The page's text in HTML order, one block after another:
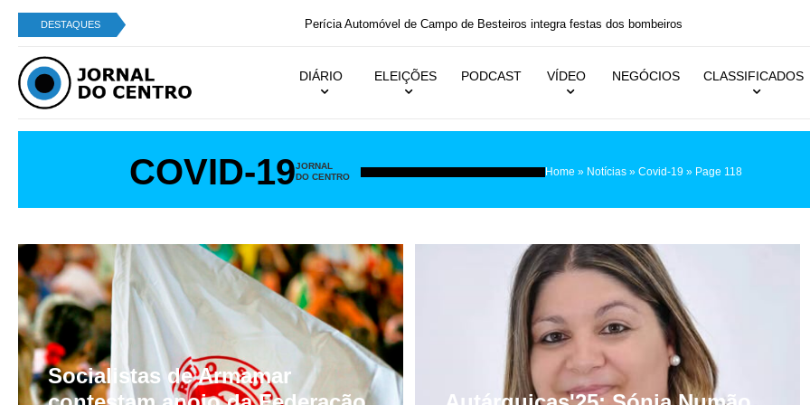
DESTAQUES Perícia Automóvel de Campo de Besteiros integra festas dos bombeiros
DIÁRIO ELEIÇÕES PODCAST VÍDEO NEGÓCIOS CLASSIFICADOS
COVID-19JORNAL
DO CENTRO
Home » Notícias » Covid-19 » Page 118
Socialistas de Armamar